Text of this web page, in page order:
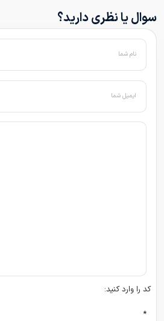
سوال یا نظری دارید؟
نام شما
ایمیل شما
کد را وارد کنید:
*